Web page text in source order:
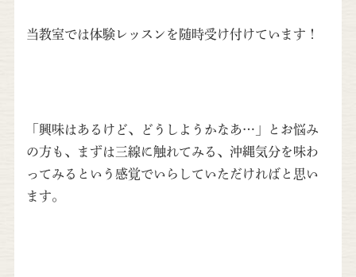
当教室では体験レッスンを随時受け付けています！
「興味はあるけど、どうしようかなあ…」とお悩み
の方も、まずは三線に触れてみる、沖縄気分を味わ
ってみるという感覚でいらしていただければと思い
ます。